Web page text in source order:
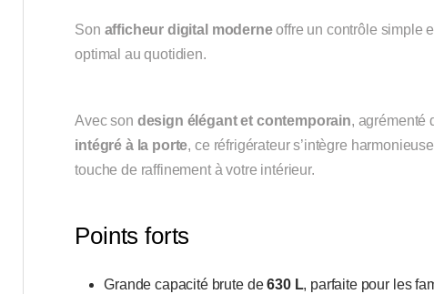
Son afficheur digital moderneoffre un contrôle simple
optimal au quotidien.
Avec son design élégant et contemporain, agrémenté
intégré à la porte, ce réfrigérateur s’intègre
touche de raffinement à votre intérieur.
Points forts
Grande capacité brute de630 L, parfaite pour les